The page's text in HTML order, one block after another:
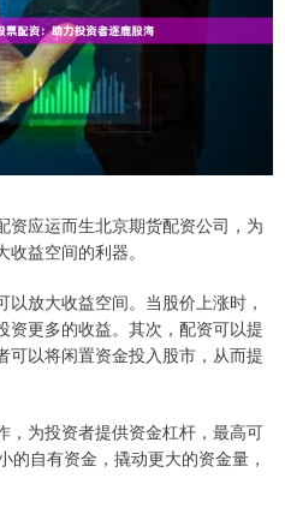
资应运而生北京期货配资公司，为
益空间的利器。
放大收益空间。当股价上涨时，
资更多的收益。其次，配资可以提
可以将闲置资金投入股市，从而提
，为投资者提供资金杠杆，最高可
自有资金，撬动更大的资金量，